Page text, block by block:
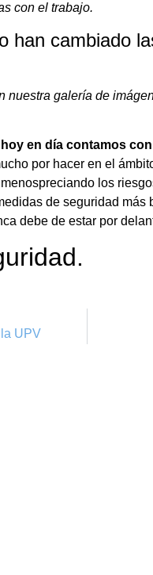
con el trabajo.
han cambiado
galería de
en día contamos
por hacer en el
los
de seguridad más
debe de estar por
UPV